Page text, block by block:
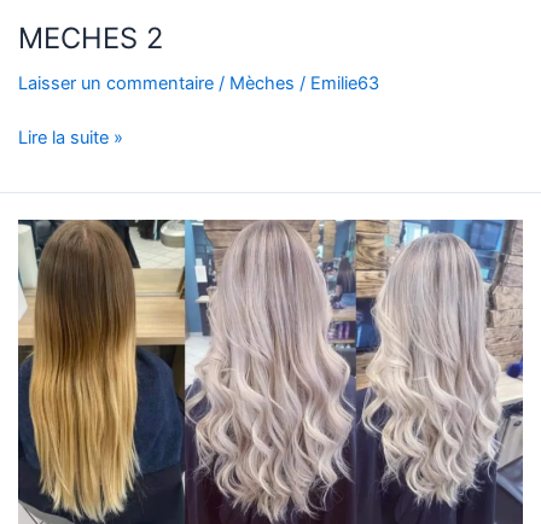
MECHES 2
Laisser un commentaire / Mèches / Emilie63
Lire la suite »
Mèches
N°1